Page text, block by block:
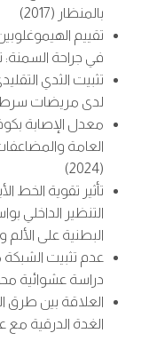
بالمنظار (2017)
تقييم
في جراحة السمنة:
تثبيت الثدي
لدى مريضات سرطان
العامة
(2024)
تأثير تقوية الخط
التنظير الداخلي
البطنية على الألم
دراسة عشوائية
العلاقة بين طرق
الغدة الدرقية مع